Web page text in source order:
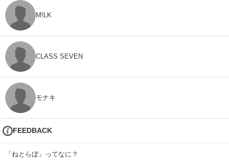
M!LK
CLASS SEVEN
モナキ
FEEDBACK
「ねとらぼ」ってなに？